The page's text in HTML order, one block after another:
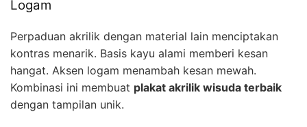
Logam
Perpaduan akrilik dengan material lain menciptakan
kontras menarik. Basis kayu alami memberi kesan
hangat. Aksen logam menambah kesan mewah.
Kombinasi ini membuat plakat akrilik wisuda terbaik
dengan tampilan unik.